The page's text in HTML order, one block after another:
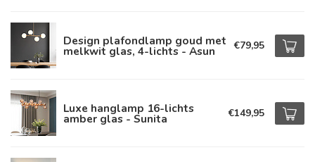
Design plafondlamp goud met
melkwit glas, 4-lichts - Asun €79,95
Luxe hanglamp 16-lichts
amber glas - Sunita €149,95